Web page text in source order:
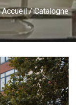
Accueil/ Catalogne